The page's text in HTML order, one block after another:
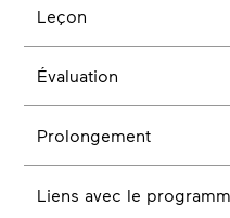
Leçon
Évaluation
Prolongement
Liens avec le